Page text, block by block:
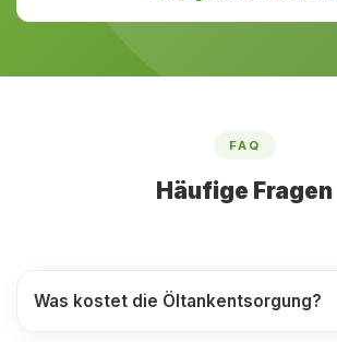
FAQ
Häufige Fragen
Was kostet die Öltankentsorgung?